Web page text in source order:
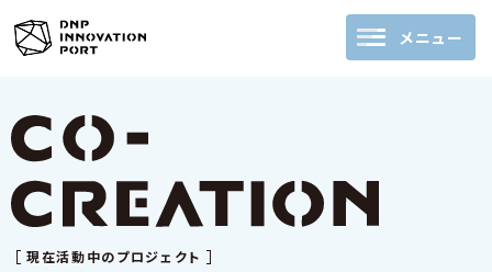
メニュー
現在活動中のプロジェクト